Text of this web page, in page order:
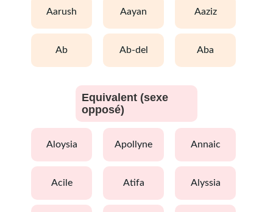
aarush aayan aaziz
ab ab-del aba
Equivalent (sexe
opposé)
aloysia apollyne annaic
acile atifa alyssia